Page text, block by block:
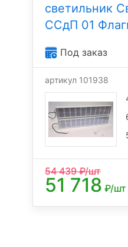
светильник
ССдП 01
Под заказ
артикул 101938
54 439₽/шт
51 718 ₽/шт